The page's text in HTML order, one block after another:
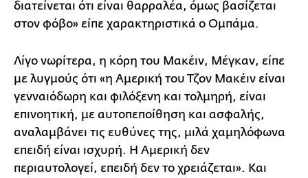
διατείνεται ότι είναι θαρραλέα, όμως βασίζεται
στον φόβο» είπε χαρακτηριστικά ο Ομπάμα.
Λίγο νωρίτερα, η κόρη του Μακέιν, Μέγκαν, είπε
με λυγμούς ότι «η Αμερική του Τζον Μακέιν είναι
γενναιόδωρη και φιλόξενη και τολμηρή, είναι
επινοητική, με αυτοπεποίθηση και ασφαλής,
αναλαμβάνει τις ευθύνες της, μιλά χαμηλόφωνα
επειδή είναι ισχυρή. Η Αμερική δεν
περιαυτολογεί, επειδή δεν το χρειάζεται». Και